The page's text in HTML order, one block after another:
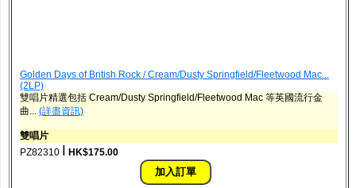
Golden Days of British Rock / Cream/Dusty Springfield/Fleetwood Mac...
(2LP)
雙唱片精選包括 Cream/Dusty Springfield/Fleetwood Mac 等英國流行金
曲... (詳盡資訊)
雙唱片
PZ82310
HK$175.00